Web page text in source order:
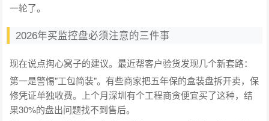
一轮了。
2026年买监控盘必须注意的三件事
现在说点掏心窝子的建议。最近帮客户验货发现几个新套路：
第一是警惕"工包简装"。有些商家把五年保的盒装盘拆开卖，保
修凭证单独收费。上个月深圳有个工程商贪便宜买了这种，结
果30%的盘出问题找不到售后。